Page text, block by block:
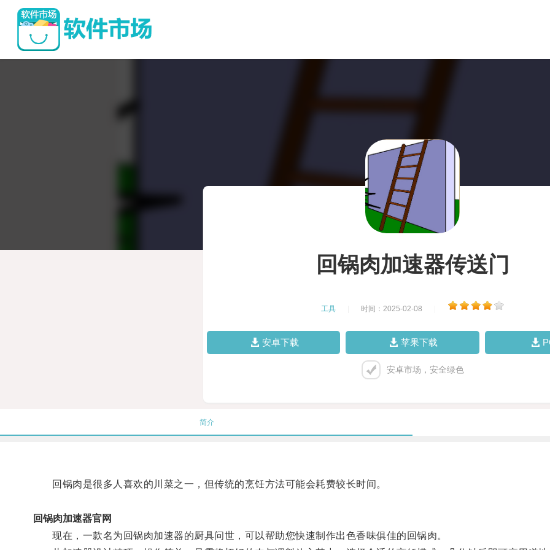
回锅肉加速器传送门
工具 时间：2025-02-08
安卓下载 苹果下载
安卓市场，安全绿色
简介
回锅肉是很多人喜欢的川菜之一，但传统的烹饪方法可能会耗费较长时间。
回锅肉加速器官网
现在，一款名为回锅肉加速器的厨具问世，可以帮助您快速制作出色香味俱佳的回锅肉。